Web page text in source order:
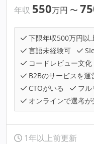
年収 550万円 〜
下限年収500万円以
言語未経験可
コードレビュー文化
B2Bのサービスを運
CTOがいる
フ
オンラインで選考が
1年以上前更新